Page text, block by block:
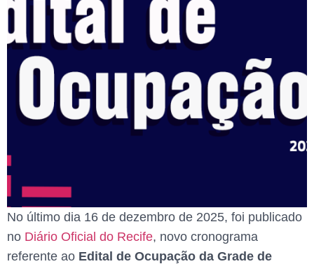
No último dia 16 de dezembro de 2025, foi publicado
no Diário Oficial do Recife, novo cronograma
referente ao Edital de Ocupação da Grade de